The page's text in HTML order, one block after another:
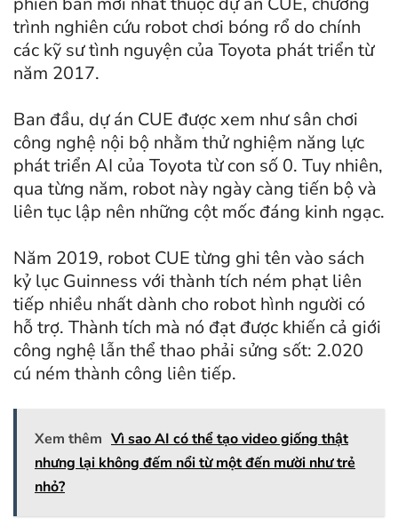
trình nghiên cứu robot chơi bóng rổ do chính
các kỹ sư tình nguyện của Toyota phát triển từ
năm 2017.
Ban đầu, dự án CUE được xem như sân chơi
công nghệ nội bộ nhằm thử nghiệm năng lực
phát triển AI của Toyota từ con số 0. Tuy nhiên,
qua từng năm, robot này ngày càng tiến bộ và
liên tục lập nên những cột mốc đáng kinh ngạc.
Năm 2019, robot CUE từng ghi tên vào sách
kỷ lục Guinness với thành tích ném phạt liên
tiếp nhiều nhất dành cho robot hình người có
hỗ trợ. Thành tích mà nó đạt được khiến cả giới
công nghệ lẫn thể thao phải sửng sốt: 2.020
cú ném thành công liên tiếp.
Xem thêm Vì sao AI có thể tạo video giống thật
nhưng lại không đếm nổi từ một đến mười như trẻ
nhỏ?